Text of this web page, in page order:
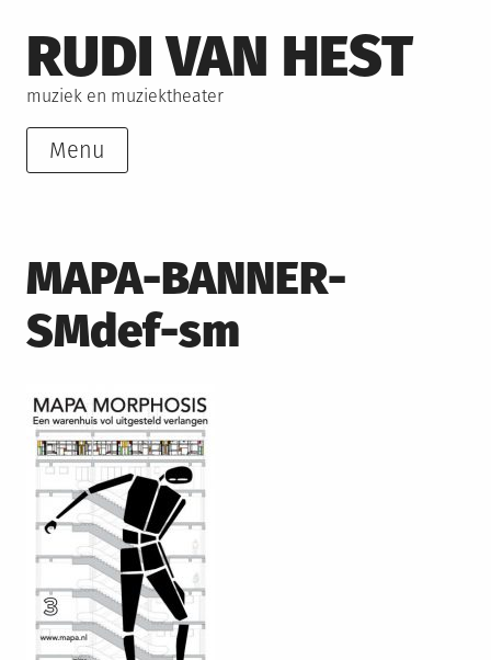
to
content
RUDI VAN HEST
muziek en muziektheater
Menu
MAPA-BANNER-
SMdef-sm